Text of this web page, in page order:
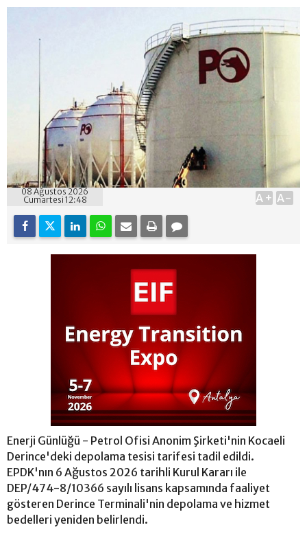
08 Ağustos 2026
Cumartesi 12:48
A+ A-
Enerji Günlüğü - Petrol Ofisi Anonim Şirketi'nin Kocaeli
Derince'deki depolama tesisi tarifesi tadil edildi.
EPDK'nın 6 Ağustos 2026 tarihli Kurul Kararı ile
DEP/474-8/10366 sayılı lisans kapsamında faaliyet
gösteren Derince Terminali'nin depolama ve hizmet
bedelleri yeniden belirlendi.